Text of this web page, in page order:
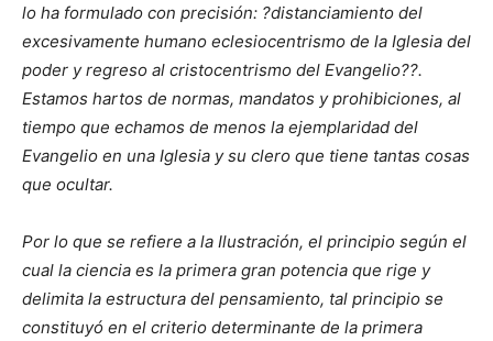
lo ha formulado con precisión: ?distanciamiento del
excesivamente humano eclesiocentrismo de la Iglesia del
poder y regreso al cristocentrismo del Evangelio??.
Estamos hartos de normas, mandatos y prohibiciones, al
tiempo que echamos de menos la ejemplaridad del
Evangelio en una Iglesia y su clero que tiene tantas cosas
que ocultar.
Por lo que se refiere a la Ilustración, el principio según el
cual la ciencia es la primera gran potencia que rige y
delimita la estructura del pensamiento, tal principio se
constituyó en el criterio determinante de la primera